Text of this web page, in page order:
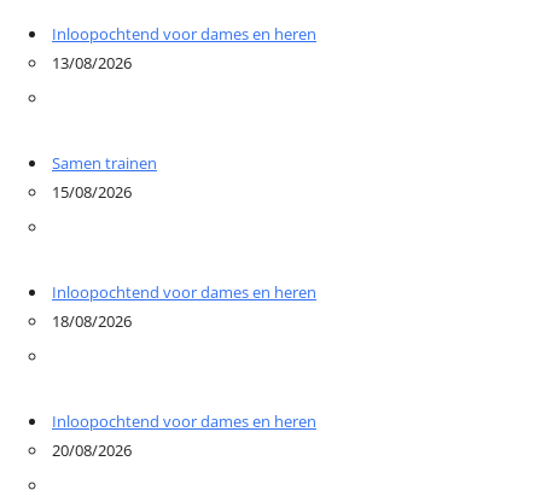
Inloopochtend voor dames en heren
13/08/2026
Samen trainen
15/08/2026
Inloopochtend voor dames en heren
18/08/2026
Inloopochtend voor dames en heren
20/08/2026